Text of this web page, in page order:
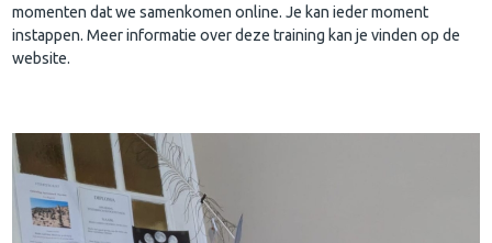
momenten dat we samenkomen online. Je kan ieder moment
instappen. Meer informatie over deze training kan je vinden op de
website.